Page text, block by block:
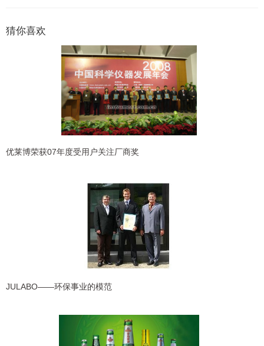
猜你喜欢
优莱博荣获07年度受用户关注厂商奖
JULABO——环保事业的模范